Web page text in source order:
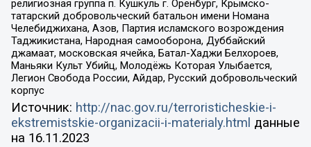
религиозная группа п. Кушкуль г. Оренбург, Крымско-
татарский добровольческий батальон имени Номана
Челебиджихана, Азов, Партия исламского возрождения
Таджикистана, Народная самооборона, Дуббайский
джамаат, московская ячейка, Батал-Хаджи Белхороев,
Маньяки Культ Убийц, Молодёжь Которая Улыбается,
Легион Свобода России, Айдар, Русский добровольческий
корпус
Источник: http://nac.gov.ru/terroristicheskie-i-
ekstremistskie-organizacii-i-materialy.html данные
на 16.11.2023